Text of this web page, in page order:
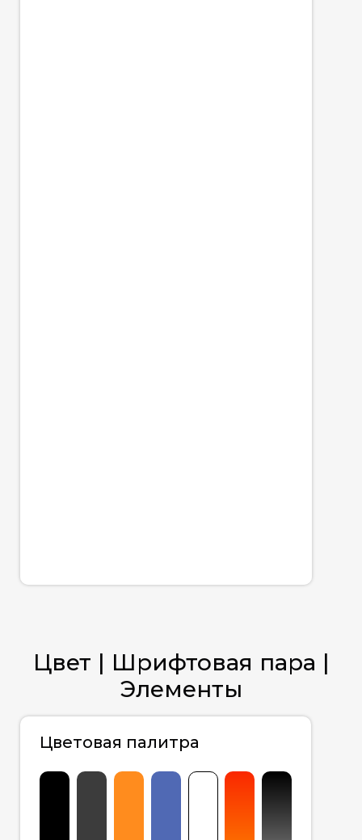
Цветовая палитра
Цвет | Шрифтовая пара |
Элементы